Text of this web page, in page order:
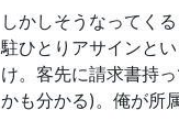
しかしそうなってく
駐ひとりアサインと
け。客先に請求書持
かも分かる)。俺が所